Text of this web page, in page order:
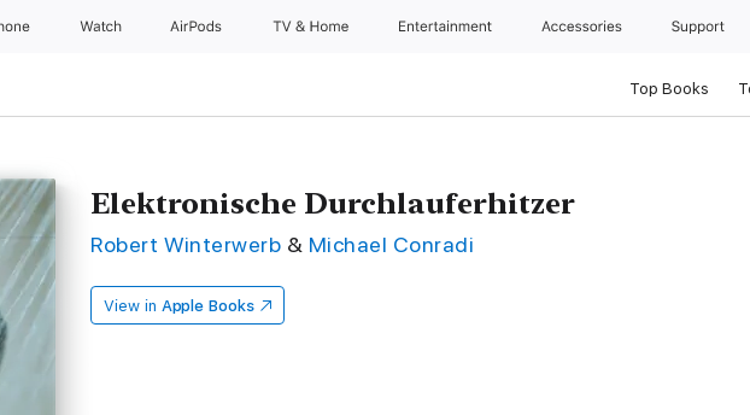
Watch AirPods TV & Home Entertainment Accessories Support
Top Books
Elektronische Durchlauferhitzer
Robert Winterwerb & Michael Conradi
View in Apple Books